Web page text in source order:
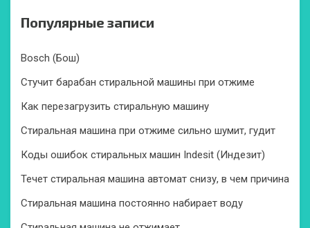
Популярные записи
Bosch (Бош)
Стучит барабан стиральной машины при отжиме
Как перезагрузить стиральную машину
Стиральная машина при отжиме сильно шумит, гудит
Коды ошибок стиральных машин Indesit (Индезит)
Течет стиральная машина автомат снизу, в чем причина
Стиральная машина постоянно набирает воду